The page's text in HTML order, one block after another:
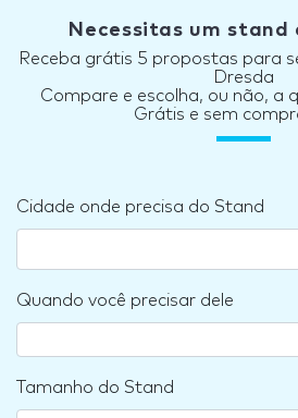
Necessitas um stand
Receba grátis 5 propostas para
Dresda
Compare e escolha, ou não, a
Grátis e sem
Cidade onde precisa do Stand
Quando você precisar dele
Tamanho do Stand